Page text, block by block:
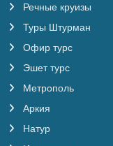
Речные круизы
Туры Штурман
Офир турс
Эшет турс
Метрополь
Аркия
Натур